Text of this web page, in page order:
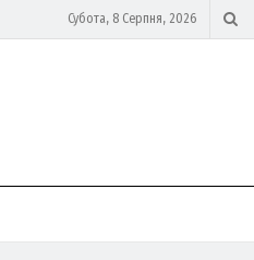
Субота, 8 Серпня, 2026